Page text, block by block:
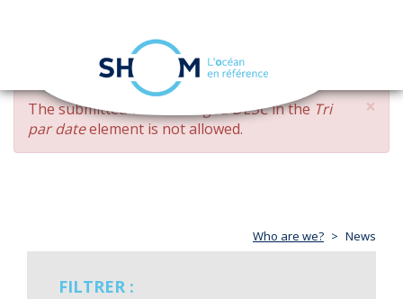
Skip
main
content
navigation
×
ERROR
MESSAGE
The submitted value changed DESCin the Tri
par dateelement is not allowed.
Who are we? News
FILTRER :